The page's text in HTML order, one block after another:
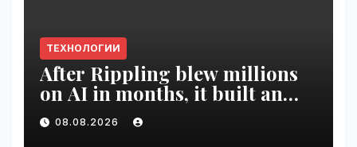
ТЕХНОЛОГИИ
After Rippling blew millions
on AI in months, it built an
employee ROI tool |
VseTime.ru
08.08.2026